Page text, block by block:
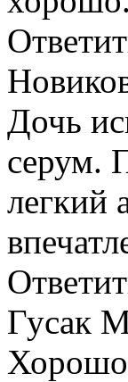
Дочь
серум.
легкий
Гусак
Хорошо